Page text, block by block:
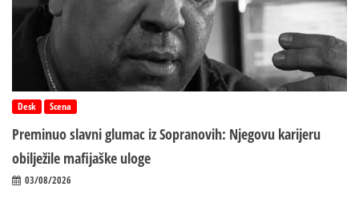
Desk Scena
Preminuo slavni glumac iz Sopranovih: Njegovu karijeru
obilježile mafijaške uloge
03/08/2026